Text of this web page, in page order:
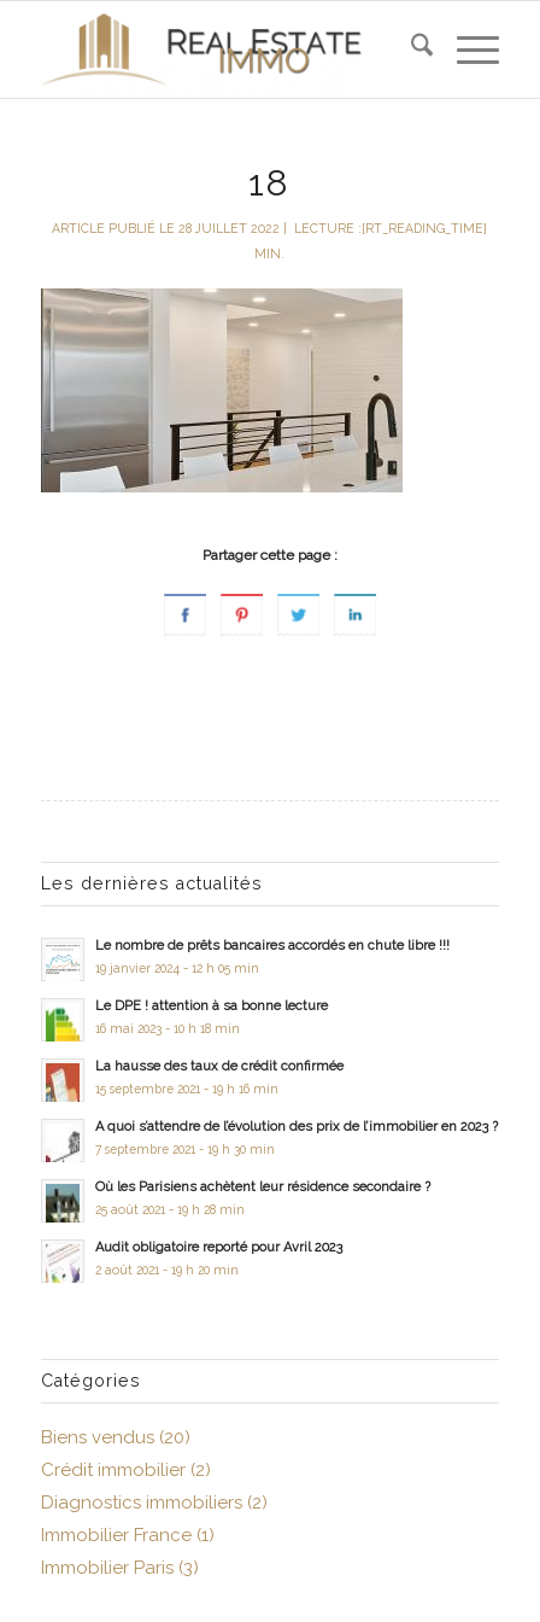
18
ARTICLE PUBLIÉ LE 28 JUILLET 2022
LECTURE :[RT_READING_TIME]
MIN.
Partager cette page :
Les dernières actualités
Le nombre de prêts bancaires accordés en chute libre !!!
19 janvier 2024 - 12 h 05 min
Le DPE ! attention à sa bonne lecture
16 mai 2023 - 10 h 18 min
La hausse des taux de crédit confirmée
15 septembre 2021 - 19 h 16 min
A quoi s’attendre de l’évolution des prix de l’immobilier en 2023 ?
7 septembre 2021 - 19 h 30 min
Où les Parisiens achètent leur résidence secondaire ?
25 août 2021 - 19 h 28 min
Audit obligatoire reporté pour Avril 2023
2 août 2021 - 19 h 20 min
Catégories
Biens vendus(20)
Crédit immobilier(2)
Diagnostics immobiliers(2)
Immobilier France(1)
Immobilier Paris(3)